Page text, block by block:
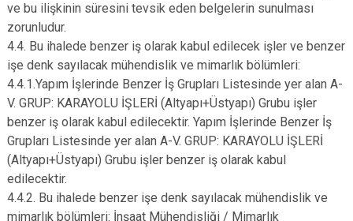
ve bu ilişkinin süresini tevsik eden belgelerin sunulması
zorunludur.
4.4. Bu ihalede benzer iş olarak kabul edilecek işler ve benzer
işe denk sayılacak mühendislik ve mimarlık bölümleri:
4.4.1.Yapım İşlerinde Benzer İş Grupları Listesinde yer alan A-
V. GRUP: KARAYOLU İŞLERİ (Altyapı+Üstyapı) Grubu işler
benzer iş olarak kabul edilecektir. Yapım İşlerinde Benzer İş
Grupları Listesinde yer alan A-V. GRUP: KARAYOLU İŞLERİ
(Altyapı+Üstyapı) Grubu işler benzer iş olarak kabul
edilecektir.
4.4.2. Bu ihalede benzer işe denk sayılacak mühendislik ve
mimarlık bölümleri: İnşaat Mühendisliği / Mimarlık